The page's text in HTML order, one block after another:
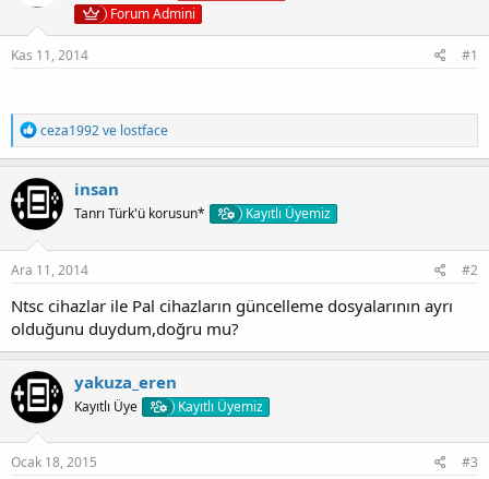
Forum Admini
Kas 11, 2014 #1
T
e
p
k
i
l
e
r
:
ceza1992ve lostface
insan
Tanrı Türk'ü korusun* Kayıtlı Üyemiz
Ara 11, 2014 #2
Ntsc cihazlar ile Pal cihazların güncelleme dosyalarının ayrı
olduğunu duydum,doğru mu?
yakuza_eren
Kayıtlı Üye Kayıtlı Üyemiz
Ocak 18, 2015 #3